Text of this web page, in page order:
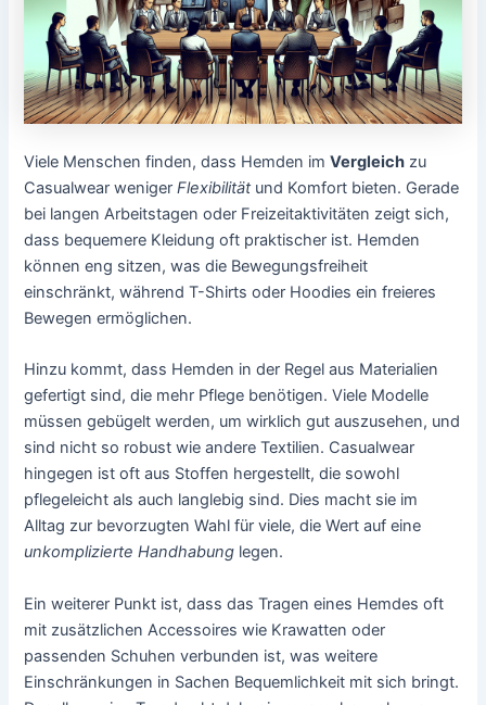
Viele Menschen finden, dass Hemden imVergleich zu
Casualwear wenigerFlexibilitätund Komfort bieten. Gerade
bei langen Arbeitstagen oder Freizeitaktivitäten zeigt sich,
dass bequemere Kleidung oft praktischer ist. Hemden
können eng sitzen, was die Bewegungsfreiheit
einschränkt, während T-Shirts oder Hoodies ein freieres
Bewegen ermöglichen.
Hinzu kommt, dass Hemden in der Regel aus Materialien
gefertigt sind, die mehr Pflege benötigen. Viele Modelle
müssen gebügelt werden, um wirklich gut auszusehen, und
sind nicht so robust wie andere Textilien. Casualwear
hingegen ist oft aus Stoffen hergestellt, die sowohl
pflegeleicht als auch langlebig sind. Dies macht sie im
Alltag zur bevorzugten Wahl für viele, die Wert auf eine
unkomplizierte Handhabung legen.
Ein weiterer Punkt ist, dass das Tragen eines Hemdes oft
mit zusätzlichen Accessoires wie Krawatten oder
passenden Schuhen verbunden ist, was weitere
Einschränkungen in Sachen Bequemlichkeit mit sich bringt.